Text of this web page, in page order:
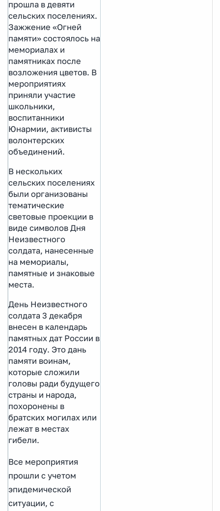
прошла в девяти
сельских поселениях.
Зажжение «Огней
памяти» состоялось на
мемориалах и
памятниках после
возложения цветов. В
мероприятиях
приняли участие
школьники,
воспитанники
Юнармии, активисты
волонтерских
объединений.
В нескольких
сельских поселениях
были организованы
тематические
световые проекции в
виде символов Дня
Неизвестного
солдата, нанесенные
на мемориалы,
памятные и знаковые
места.
День Неизвестного
солдата 3 декабря
внесен в календарь
памятных дат России в
2014 году. Это дань
памяти воинам,
которые сложили
головы ради будущего
страны и народа,
похоронены в
братских могилах или
лежат в местах
гибели.
Все мероприятия
прошли с учетом
эпидемической
ситуации, с